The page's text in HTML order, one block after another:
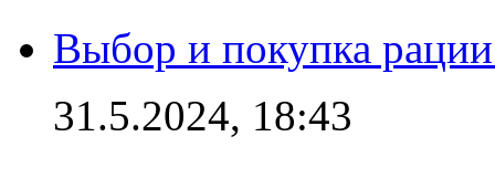
Выбор и покупка
31.5.2024, 18:43